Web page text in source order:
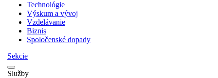
Technológie
Výskum a vývoj
Vzdelávanie
Biznis
Spoločenské dopady
Sekcie
Služby